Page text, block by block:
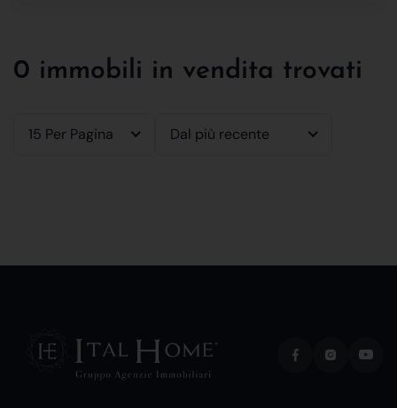
0 immobili in vendita trovati
15 Per Pagina Dal più recente